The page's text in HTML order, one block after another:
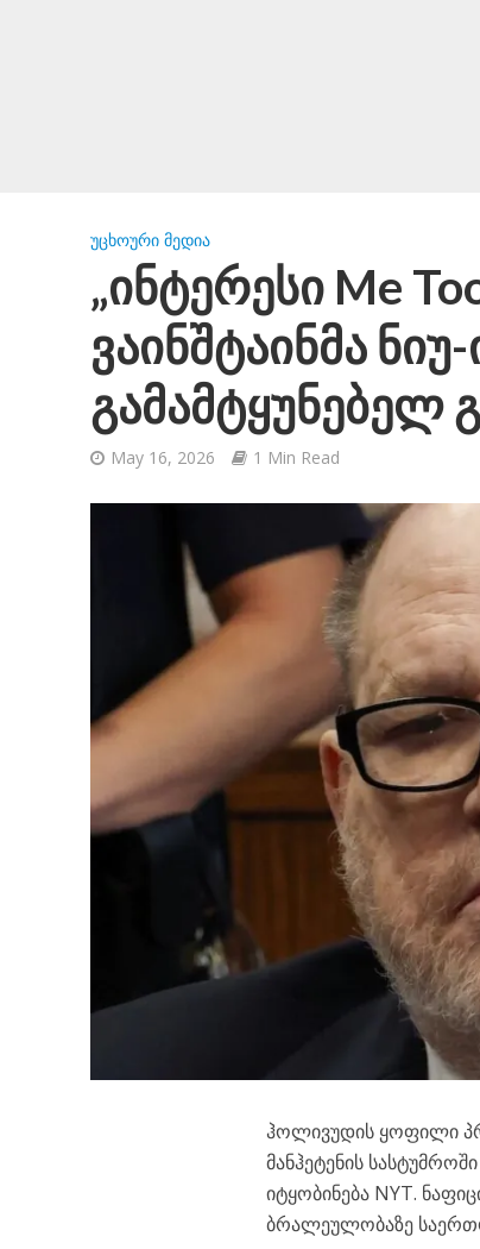
ᲣᲪᲮᲝᲣᲠᲘ ᲛᲔᲓᲘᲐ
„ინტერესი Me
ვაინშტაინმა
გამამტყუნებელ
May 16, 2026 1 Min Read
ჰოლივუდის ყოფილი
მანჰეტენის
იტყობინება NYT.
ბრალეულობაზე